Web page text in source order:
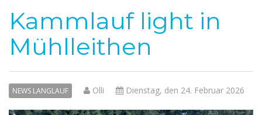
Kammlauf light in
Mühlleithen
NEWS LANGLAUF Dienstag, den 24. Februar 2026
Olli